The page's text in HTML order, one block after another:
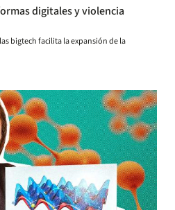
digitales y violencia
bigtech facilita la expansión de la